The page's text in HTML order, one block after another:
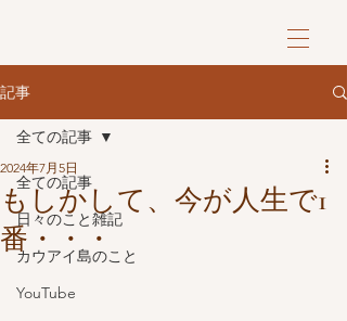
記事
全ての記事
日々のこと雑記
カウアイ島のこと
YouTube
全ての記事
もしかして、今が人生で1
番・・・
2024年7月5日